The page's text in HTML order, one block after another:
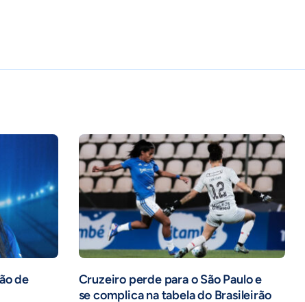
de
Cruzeiro perde para o São Paulo e
se complica na tabela do Brasileirão